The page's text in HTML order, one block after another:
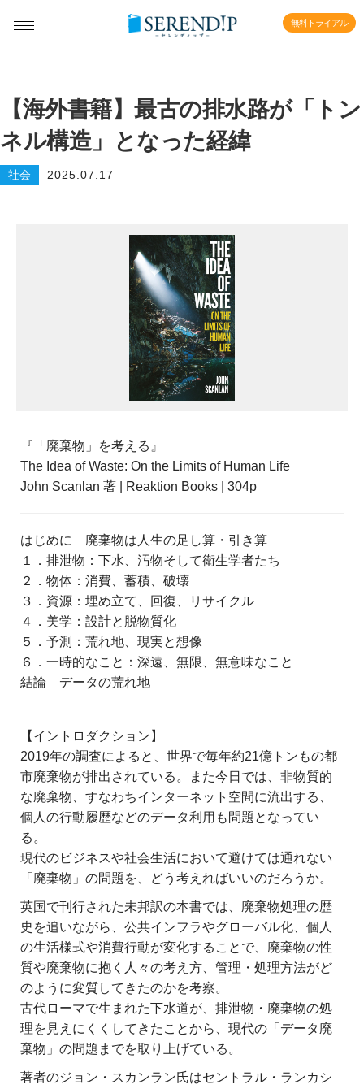
無料トライアル
【海外書籍】最古の排水路が「トン
ネル構造」となった経緯
社会 2025.07.17
『「廃棄物」を考える』
The Idea of Waste: On the Limits of Human Life
John Scanlan 著 | Reaktion Books | 304p
はじめに 廃棄物は人生の足し算・引き算
１．排泄物：下水、汚物そして衛生学者たち
２．物体：消費、蓄積、破壊
３．資源：埋め立て、回復、リサイクル
４．美学：設計と脱物質化
５．予測：荒れ地、現実と想像
６．一時的なこと：深遠、無限、無意味なこと
結論 データの荒れ地
【イントロダクション】
2019年の調査によると、世界で毎年約21億トンもの都
市廃棄物が排出されている。また今日では、非物質的
な廃棄物、すなわちインターネット空間に流出する、
個人の行動履歴などのデータ利用も問題となってい
る。
現代のビジネスや社会生活において避けては通れない
「廃棄物」の問題を、どう考えればいいのだろうか。
英国で刊行された未邦訳の本書では、廃棄物処理の歴
史を追いながら、公共インフラやグローバル化、個人
の生活様式や消費行動が変化することで、廃棄物の性
質や廃棄物に抱く人々の考え方、管理・処理方法がど
のように変質してきたのかを考察。
古代ローマで生まれた下水道が、排泄物・廃棄物の処
理を見えにくくしてきたことから、現代の「データ廃
棄物」の問題までを取り上げている。
著者のジョン・スカンラン氏はセントラル・ランカシ